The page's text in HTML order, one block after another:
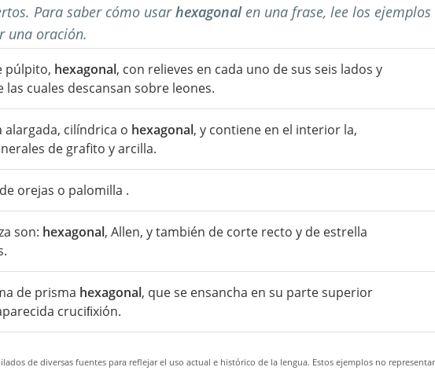
Para saber cómo usarhexagonalen una frase, lee los ejemplos
una oración.
púlpito, hexagonal, con relieves en cada uno de sus seis lados y
cuales descansan sobre leones.
alargada, cilíndrica o hexagonal, y contiene en el interior la,
de grafito y arcilla.
orejas o palomilla .
son: hexagonal, Allen, y también de corte recto y de estrella
de prisma hexagonal, que se ensancha en su parte superior
cruciﬁxión.
de diversas fuentes para reflejar el uso actual e histórico de la lengua. Estos ejemplos no